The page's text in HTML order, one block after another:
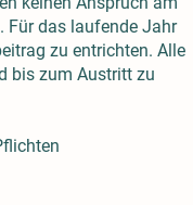
Für das laufende Jahr
zu entrichten. Alle
bis zum Austritt zu